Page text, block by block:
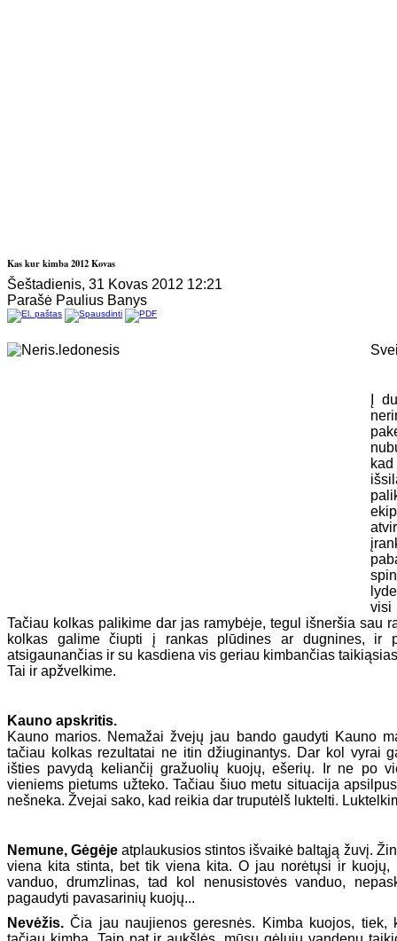
Kas kur kimba 2012 Kovas
Šeštadienis, 31 Kovas 2012 12:21
Parašė Paulius Banys
Į
Tačiau kolkas palikime dar jas ramybėje, tegul išneršia sau
kolkas galime čiupti į rankas plūdines ar dugnines, ir
atsigaunančias ir su kasdiena vis geriau kimbančias
Tai ir apžvelkime.
Kauno apskritis.
Kauno marios. Nemažai žvejų jau bando gaudyti Kauno
tačiau kolkas rezultatai ne itin džiuginantys. Dar kol vyrai
išties pavydą keliančiį gražuolių kuojų, ešerių. Ir ne po
vieniems pietums užteko. Tačiau šiuo metu situacija
nešneka. Žvejai sako, kad reikia dar truputėlš luktelti.
Nemune, Gėgėjeatplaukusios stintos išvaikė baltąją žuvį.
viena kita stinta, bet tik viena kita. O jau norėtųsi ir kuojų,
vanduo, drumzlinas, tad kol nenusistovės vanduo,
pagaudyti pavasarinių kuojų...
Nevėžis.Čia jau naujienos geresnės. Kimba kuojos, tiek,